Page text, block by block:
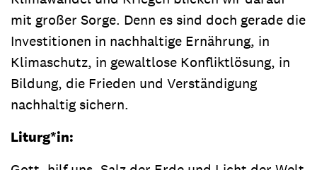
mit großer Sorge. Denn es sind doch gerade die
Investitionen in nachhaltige Ernährung, in
Klimaschutz, in gewaltlose Konfliktlösung, in
Bildung, die Frieden und Verständigung
nachhaltig sichern.
Liturg*in: